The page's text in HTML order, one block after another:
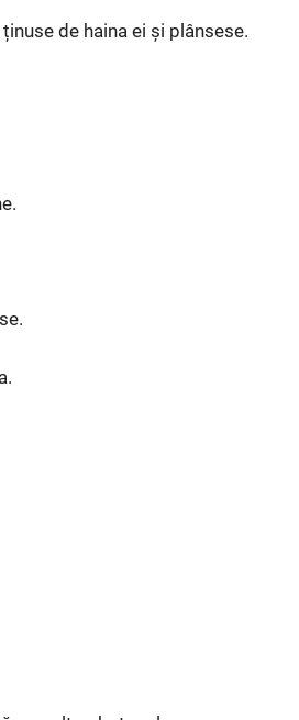
de haina ei și plânsese.